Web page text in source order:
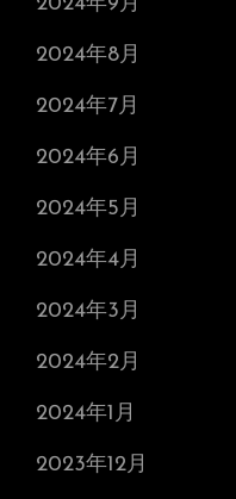
2024年8月
2024年7月
2024年6月
2024年5月
2024年4月
2024年3月
2024年2月
2024年1月
2023年12月